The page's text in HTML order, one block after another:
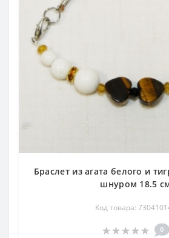
Браслет из агата белого и
шнуром 18.5
Код товара:
0